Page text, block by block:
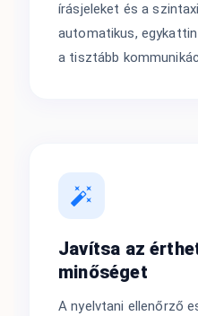
írásjeleket és a
automatikus,
a tisztább
Javítsa az
minőséget
A nyelvtani ellenőrző